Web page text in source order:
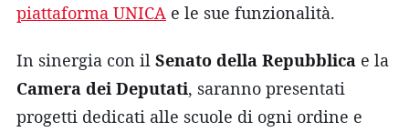
piattaforma UNICA e le sue funzionalità.
In sinergia con il Senato della Repubblica e la
Camera dei Deputati, saranno presentati
progetti dedicati alle scuole di ogni ordine e